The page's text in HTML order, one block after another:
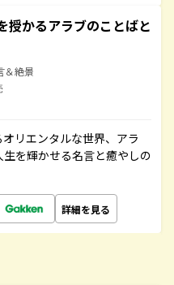
授かるアラブのことばと
＆絶景
リエンタルな世界、アラ
を輝かせる名言と癒やしの
詳細を見る